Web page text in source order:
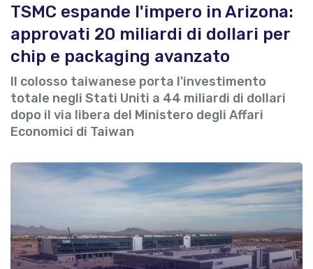
TSMC espande l'impero in Arizona:
approvati 20 miliardi di dollari per
chip e packaging avanzato
Il colosso taiwanese porta l'investimento
totale negli Stati Uniti a 44 miliardi di dollari
dopo il via libera del Ministero degli Affari
Economici di Taiwan